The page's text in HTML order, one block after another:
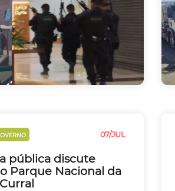
07/JUL
pública discute
Parque Nacional da